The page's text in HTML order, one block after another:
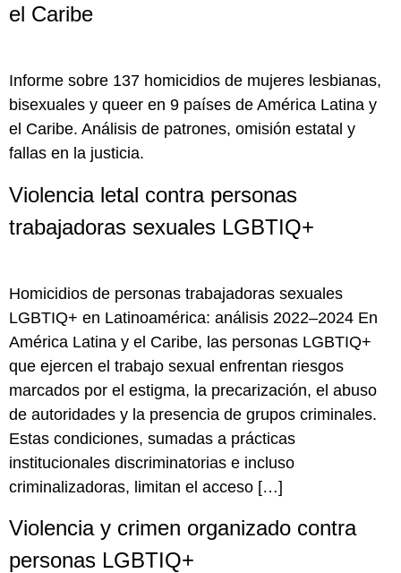
el Caribe
Informe sobre 137 homicidios de mujeres lesbianas,
bisexuales y queer en 9 países de América Latina y
el Caribe. Análisis de patrones, omisión estatal y
fallas en la justicia.
Violencia letal contra personas
trabajadoras sexuales LGBTIQ+
Homicidios de personas trabajadoras sexuales
LGBTIQ+ en Latinoamérica: análisis 2022–2024 En
América Latina y el Caribe, las personas LGBTIQ+
que ejercen el trabajo sexual enfrentan riesgos
marcados por el estigma, la precarización, el abuso
de autoridades y la presencia de grupos criminales.
Estas condiciones, sumadas a prácticas
institucionales discriminatorias e incluso
criminalizadoras, limitan el acceso […]
Violencia y crimen organizado contra
personas LGBTIQ+